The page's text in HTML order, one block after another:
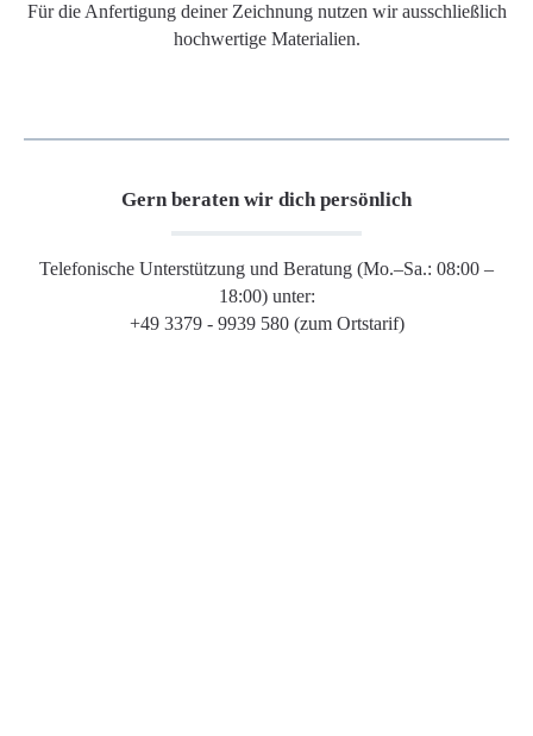
Für die Anfertigung deiner Zeichnung nutzen wir ausschließlich
hochwertige Materialien.
Gern beraten wir dich persönlich
Telefonische Unterstützung und Beratung (Mo.–Sa.: 08:00 –
18:00) unter:
+49 3379 - 9939 580 (zum Ortstarif)